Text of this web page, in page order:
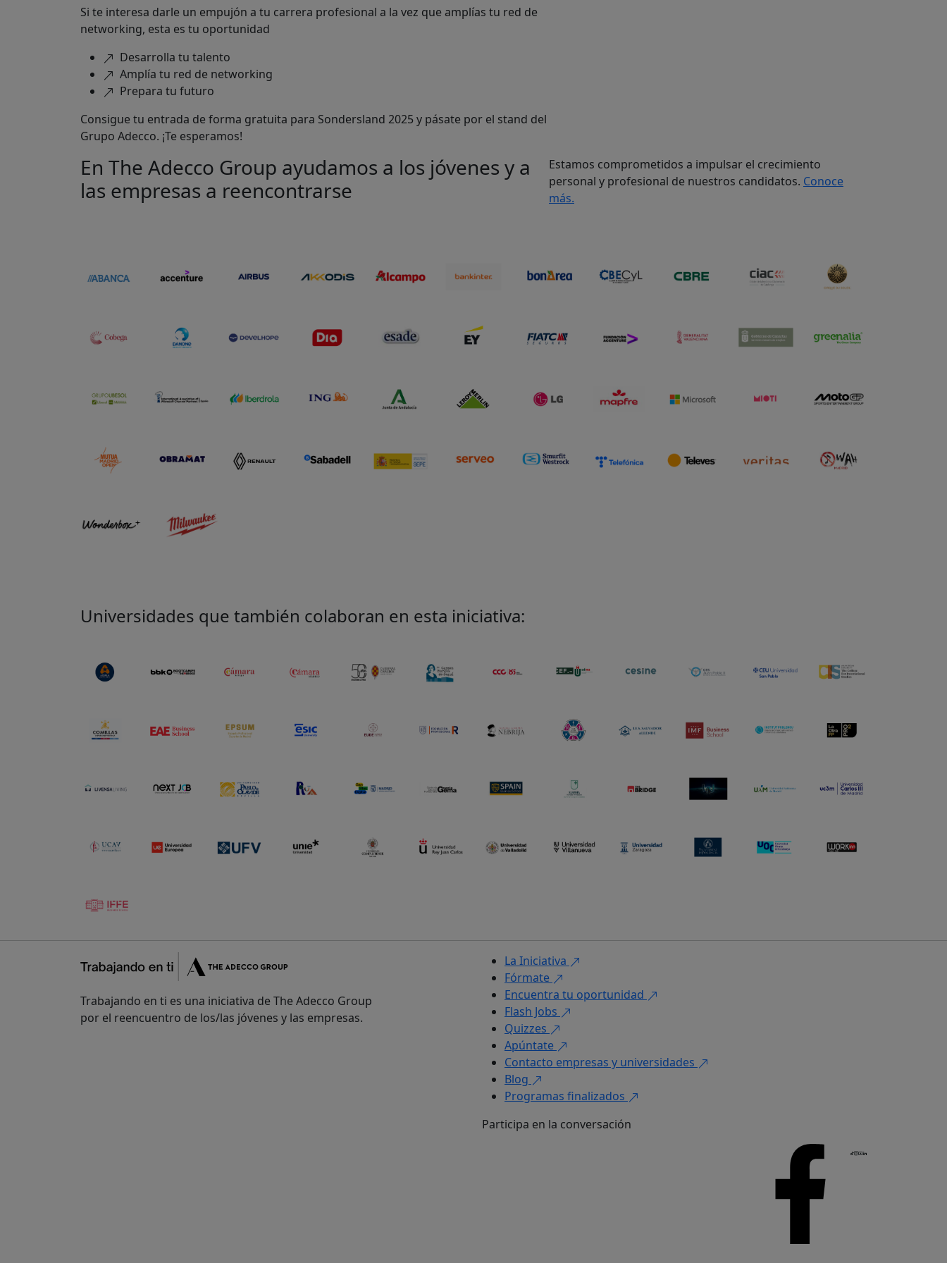
Si te interesa darle un empujón a tu carrera profesional a la vez que amplías tu red de
networking, esta es tu oportunidad
Desarrolla tu talento
Amplía tu red de networking
Prepara tu futuro
Consigue tu entrada de forma gratuita para Sondersland 2025 y pásate por el stand del
Grupo Adecco. ¡Te esperamos!
En The Adecco Group ayudamos a los jóvenes y a
las empresas a reencontrarse
Estamos comprometidos a impulsar el crecimiento
personal y profesional de nuestros candidatos. Conoce
más.
Universidades que también colaboran en esta iniciativa:
Trabajando en ti es una iniciativa de The Adecco Group
por el reencuentro de los/las jóvenes y las empresas.
La Iniciativa
Fórmate
Encuentra tu oportunidad
Flash Jobs
Quizzes
Apúntate
Contacto empresas y universidades
Blog
Programas finalizados
Participa en la conversación